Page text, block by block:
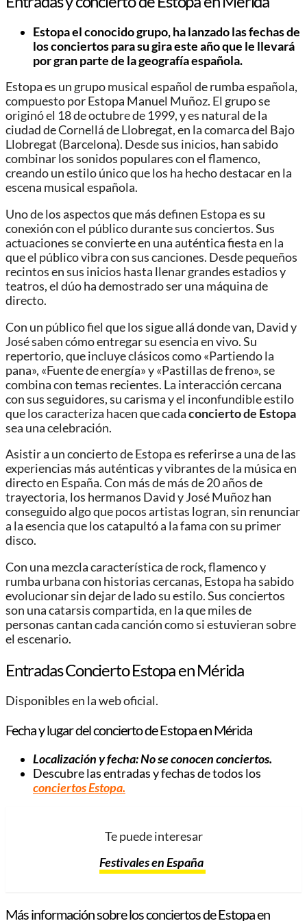
Estopa el conocido grupo, ha lanzado las fechas de
los conciertos para su gira este año que le llevará
por gran parte de la geografía española.
Estopa es un grupo musical español de rumba española,
compuesto por Estopa Manuel Muñoz. El grupo se
originó el 18 de octubre de 1999, y es natural de la
ciudad de Cornellá de Llobregat, en la comarca del Bajo
Llobregat (Barcelona). Desde sus inicios, han sabido
combinar los sonidos populares con el flamenco,
creando un estilo único que los ha hecho destacar en la
escena musical española.
Uno de los aspectos que más definen Estopa es su
conexión con el público durante sus conciertos. Sus
actuaciones se convierte en una auténtica fiesta en la
que el público vibra con sus canciones. Desde pequeños
recintos en sus inicios hasta llenar grandes estadios y
teatros, el dúo ha demostrado ser una máquina de
directo.
Con un público fiel que los sigue allá donde van, David y
José saben cómo entregar su esencia en vivo. Su
repertorio, que incluye clásicos como «Partiendo la
pana», «Fuente de energía» y «Pastillas de freno», se
combina con temas recientes. La interacción cercana
con sus seguidores, su carisma y el inconfundible estilo
que los caracteriza hacen que cadaconcierto de Estopa
sea una celebración.
Asistir a un concierto de Estopa es referirse a una de las
experiencias más auténticas y vibrantes de la música en
directo en España. Con más de más de 20 años de
trayectoria, los hermanos David y José Muñoz han
conseguido algo que pocos artistas logran, sin renunciar
a la esencia que los catapultó a la fama con su primer
disco.
Con una mezcla característica de rock, flamenco y
rumba urbana con historias cercanas, Estopa ha sabido
evolucionar sin dejar de lado su estilo. Sus conciertos
son una catarsis compartida, en la que miles de
personas cantan cada canción como si estuvieran sobre
el escenario.
Entradas Concierto Estopa en Mérida
Disponibles en la web oficial.
Fecha y lugar del concierto de Estopa en Mérida
Localización y fecha: No se conocen conciertos.
Descubre las entradas y fechas de todos los
conciertos Estopa.
Te puede interesar
Festivales en España
Más información sobre los conciertos de Estopa en